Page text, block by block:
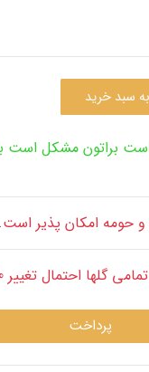
سبد خرید
براتون مشکل است
و حومه امکان پذیر است.
پرداخت